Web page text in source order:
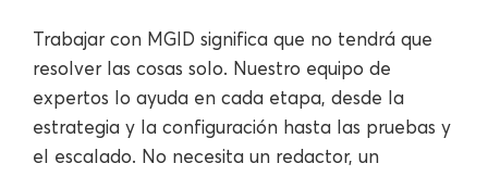
Trabajar con MGID significa que no tendrá que
resolver las cosas solo. Nuestro equipo de
expertos lo ayuda en cada etapa, desde la
estrategia y la configuración hasta las pruebas y
el escalado. No necesita un redactor, un